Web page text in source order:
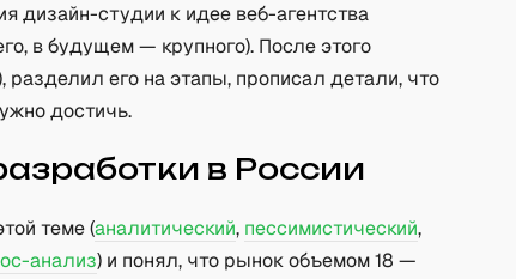
дизайн-студии к идее веб-агентства
в будущем — крупного). После этого
его на этапы, прописал детали, что
достичь.
в России
теме (аналитический, пессимистический,
анализ) и понял, что рынок объемом 18 —